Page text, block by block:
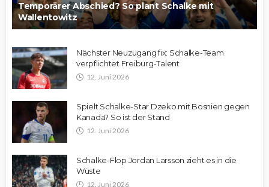
Temporärer Abschied? So plant Schalke mit
Wallentowitz
Nächster Neuzugang fix: Schalke-Team
verpflichtet Freiburg-Talent
12. Juni 2026
Spielt Schalke-Star Dzeko mit Bosnien gegen
Kanada? So ist der Stand
12. Juni 2026
Schalke-Flop Jordan Larsson zieht es in die
Wüste
12. Juni 2026